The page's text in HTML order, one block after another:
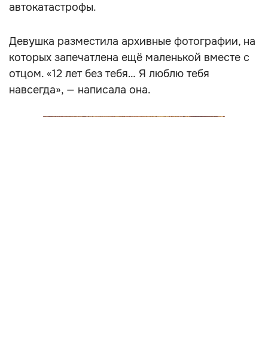
автокатастрофы.
Девушка разместила архивные фотографии, на
которых запечатлена ещё маленькой вместе с
отцом. «12 лет без тебя… Я люблю тебя
навсегда», — написала она.